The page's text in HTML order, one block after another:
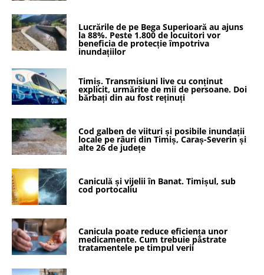
Lucrările de pe Bega Superioară au ajuns
la 88%. Peste 1.800 de locuitori vor
beneficia de protecție împotriva
inundațiilor
Timiș. Transmisiuni live cu conținut
explicit, urmărite de mii de persoane. Doi
bărbați din au fost reținuți
Cod galben de viituri și posibile inundații
locale pe râuri din Timiș, Caraș-Severin și
alte 26 de județe
Caniculă și vijelii în Banat. Timișul, sub
cod portocaliu
Canicula poate reduce eficiența unor
medicamente. Cum trebuie păstrate
tratamentele pe timpul verii